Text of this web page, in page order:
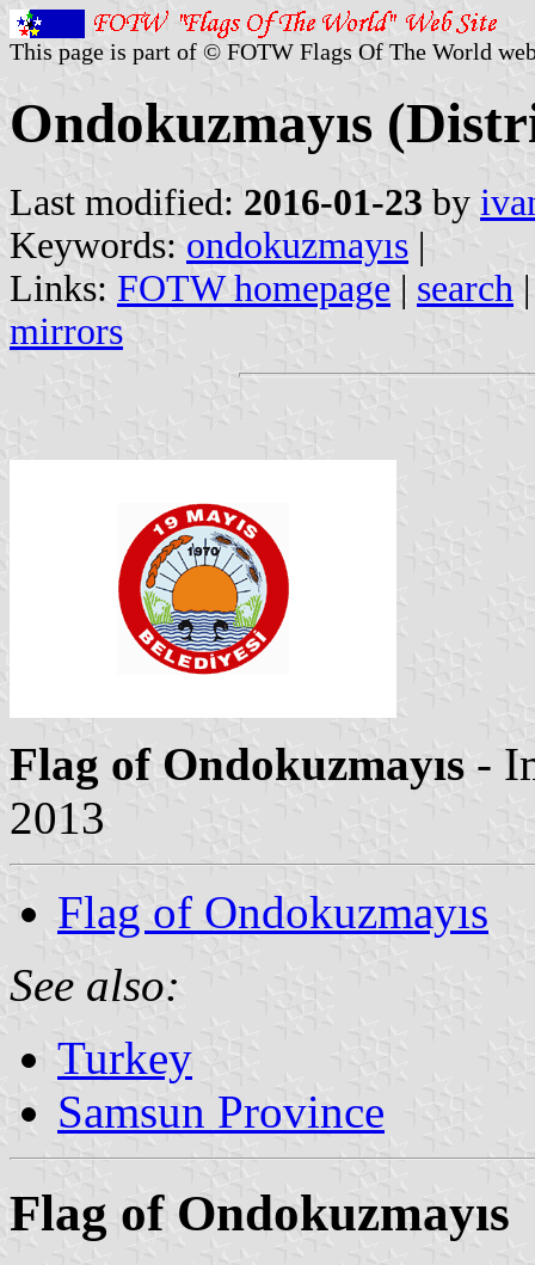
This page is part of © FOTW Flags Of The World
Ondokuzmayıs
Last modified: 2016-01-23 by
Keywords: ondokuzmayıs |
Links: FOTW homepage | search
mirrors
Flag of Ondokuzmayıs -
2013
Flag of Ondokuzmayıs
See also:
Turkey
Samsun Province
Flag of Ondokuzmayıs